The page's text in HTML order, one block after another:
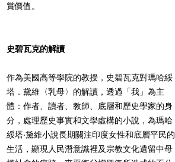
賞價值。
史碧瓦克的解讀
作為美國高等學院的教授， 史碧瓦克對瑪哈綏
塔 ．黛維〈乳母〉的解讀，透過「我」為主
體：作者、讀者、教師、底層和歷史學家的身
分，處理歷史事實和文學虛構的小說，為瑪哈
綏塔‧黛維小說長期關注印度女性和底層平民的
生活，顯現人民潛意識裡及宗教文化遺留中母